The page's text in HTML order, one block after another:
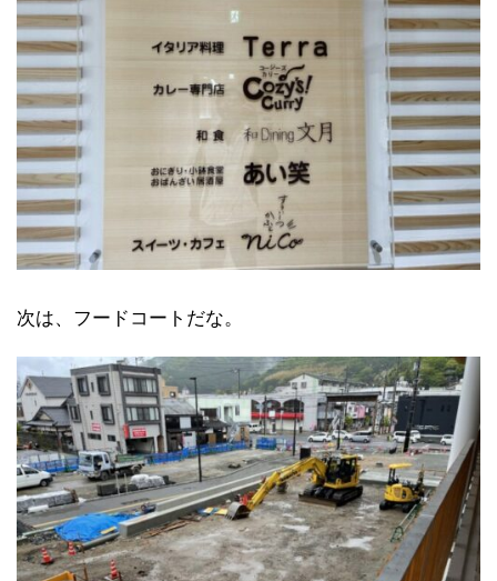
次は、フードコートだな。